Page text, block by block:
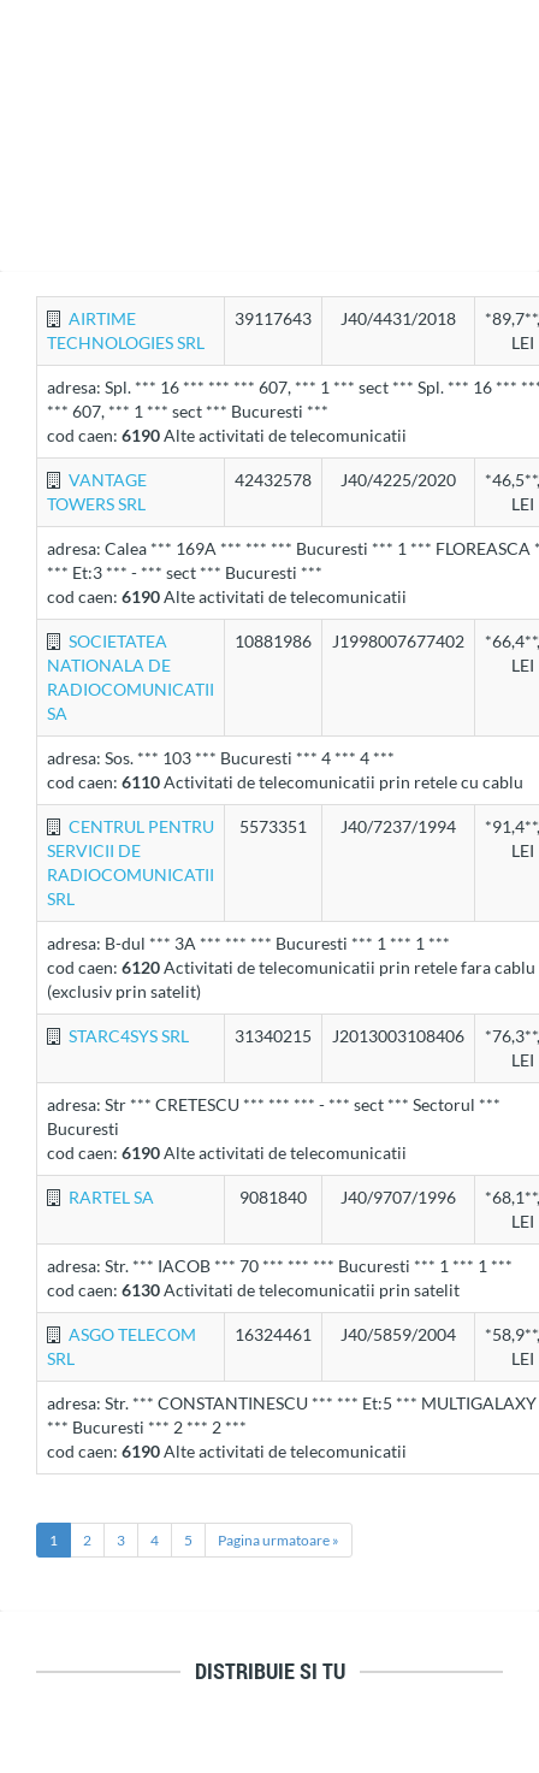
AIRTIME
TECHNOLOGIES SRL
39117643 J40/4431/2018
LEI
adresa: Spl. *** 16 *** *** *** 607, *** 1 *** sect *** Spl. *** 16 ***
*** 607, *** 1 *** sect *** Bucuresti ***
cod caen: 6190Alte activitati de telecomunicatii
VANTAGE
TOWERS SRL
42432578 J40/4225/2020
LEI
adresa: Calea *** 169A *** *** *** Bucuresti *** 1 *** FLOREASCA
*** Et:3 *** - *** sect *** Bucuresti ***
cod caen: 6190Alte activitati de telecomunicatii
SOCIETATEA
NATIONALA DE
RADIOCOMUNICATII
SA
10881986 J1998007677402
LEI
adresa: Sos. *** 103 *** Bucuresti *** 4 *** 4 ***
cod caen: 6110Activitati de telecomunicatii prin retele cu cablu
CENTRUL PENTRU
SERVICII DE
RADIOCOMUNICATII
SRL
5573351 J40/7237/1994
LEI
adresa: B-dul *** 3A *** *** *** Bucuresti *** 1 *** 1 ***
cod caen: 6120Activitati de telecomunicatii prin retele fara cablu
(exclusiv prin satelit)
STARC4SYS SRL 31340215 J2013003108406
LEI
adresa: Str *** CRETESCU *** *** *** - *** sect *** Sectorul ***
Bucuresti
cod caen: 6190Alte activitati de telecomunicatii
RARTEL SA 9081840 J40/9707/1996
LEI
adresa: Str. *** IACOB *** 70 *** *** *** Bucuresti *** 1 *** 1 ***
cod caen: 6130Activitati de telecomunicatii prin satelit
ASGO TELECOM
SRL
16324461 J40/5859/2004
LEI
adresa: Str. *** CONSTANTINESCU *** *** Et:5 *** MULTIGALAXY
*** Bucuresti *** 2 *** 2 ***
cod caen: 6190Alte activitati de telecomunicatii
1 2 3 4 5 Pagina urmatoare »
DISTRIBUIE SI TU